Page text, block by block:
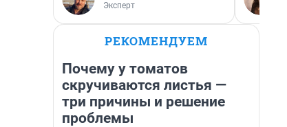
Эксперт
РЕКОМЕНДУЕМ
Почему у томатов
скручиваются листья —
три причины и решение
проблемы